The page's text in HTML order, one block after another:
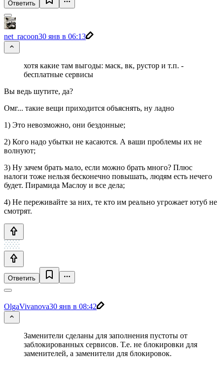
Ответить
net_racoon30 янв в 06:13
хотя какие там выгоды: маск, вк, рустор и т.п. -
бесплатные сервисы
Вы ведь шутите, да?
Омг... такие вещи приходится объяснять, ну ладно
1) Это невозможно, они бездонные;
2) Кого надо убытки не касаются. А ваши проблемы их не
волнуют;
3) Ну зачем брать мало, если можно брать много? Плюс
налоги тоже нельзя бесконечно повышать, людям есть нечего
будет. Пирамида Маслоу и все дела;
4) Не переживайте за них, те кто им реально угрожает ютуб не
смотрят.
Ответить
OlgaVivanova30 янв в 08:42
Заменители сделаны для заполнения пустоты от
заблокированных сервисов. Т.е. не блокировки для
заменителей, а заменители для блокировок.